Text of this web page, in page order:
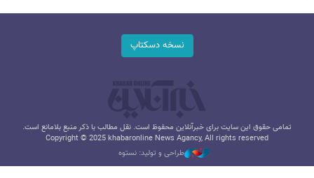
نسخه دسکتاپ
تمامی حقوق این سایت برای خبرآنلاین محفوظ است. نقل مطالب با ذکر منبع بلامانع است.
Copyright © 2025 khabaronline News Agancy, All rights reserved
طراحی و تولید: نستوه